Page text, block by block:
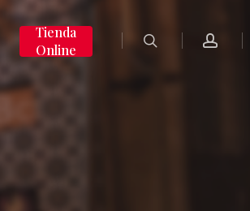
Tienda
Online